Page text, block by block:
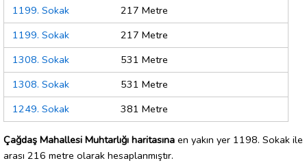
1199. Sokak
217 Metre
1199. Sokak
217 Metre
1308. Sokak
531 Metre
1308. Sokak
531 Metre
1249. Sokak
381 Metre
Çağdaş Mahallesi Muhtarlığı haritasına en yakın yer 1198. Sokak ile
arası 216 metre olarak hesaplanmıştır.